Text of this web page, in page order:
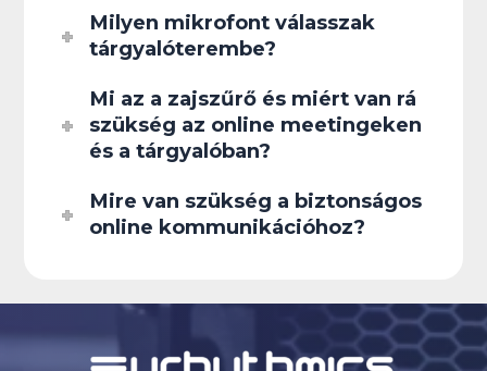
Milyen mikrofont válasszak
tárgyalóterembe?
Mi az a zajszűrő és miért van rá
szükség az online meetingeken
és a tárgyalóban?
Mire van szükség a biztonságos
online kommunikációhoz?